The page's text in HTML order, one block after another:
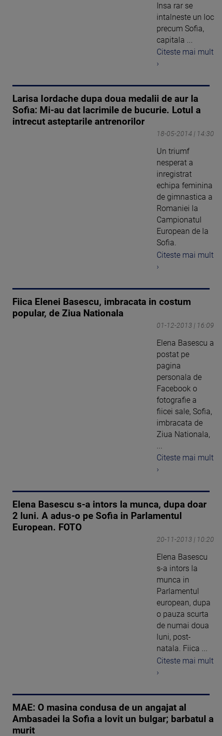
Insa rar se
intalneste un loc
precum Sofia,
capitala ...
Citeste mai mult
›
Larisa Iordache dupa doua medalii de aur la
Sofia: Mi-au dat lacrimile de bucurie. Lotul a
intrecut asteptarile antrenorilor
18-05-2014 | 14:30
Un triumf
nesperat a
inregistrat
echipa feminina
de gimnastica a
Romaniei la
Campionatul
European de la
Sofia.
Citeste mai mult
›
Fiica Elenei Basescu, imbracata in costum
popular, de Ziua Nationala
01-12-2013 | 16:09
Elena Basescu a
postat pe
pagina
personala de
Facebook o
fotografie a
fiicei sale, Sofia,
imbracata de
Ziua Nationala,
...
Citeste mai mult
›
Elena Basescu s-a intors la munca, dupa doar
2 luni. A adus-o pe Sofia in Parlamentul
European. FOTO
20-11-2013 | 10:20
Elena Basescu
s-a intors la
munca in
Parlamentul
european, dupa
o pauza scurta
de numai doua
luni, post-
natala. Fiica ...
Citeste mai mult
›
MAE: O masina condusa de un angajat al
Ambasadei la Sofia a lovit un bulgar; barbatul a
murit